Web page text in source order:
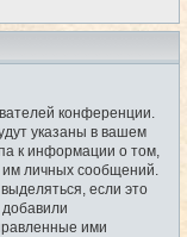
конференции.
указаны в вашем
к информации о том,
им личных сообщений.
если это
ими